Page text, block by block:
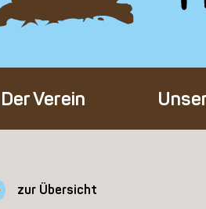
Der Verein
Über den Verein
Unser Team
Alle
zur Übersicht